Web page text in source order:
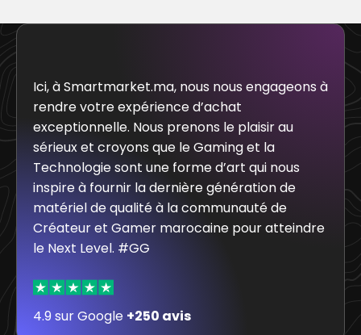
Ici, à Smartmarket.ma, nous nous engageons à
rendre votre expérience d’achat
exceptionnelle. Nous prenons le plaisir au
sérieux et croyons que le Gaming et la
Technologie sont une forme d’art qui nous
inspire à fournir la dernière génération de
matériel de qualité à la communauté de
Créateur et Gamer marocaine pour atteindre
le Next Level. #GG
4.9 sur Google +250 avis